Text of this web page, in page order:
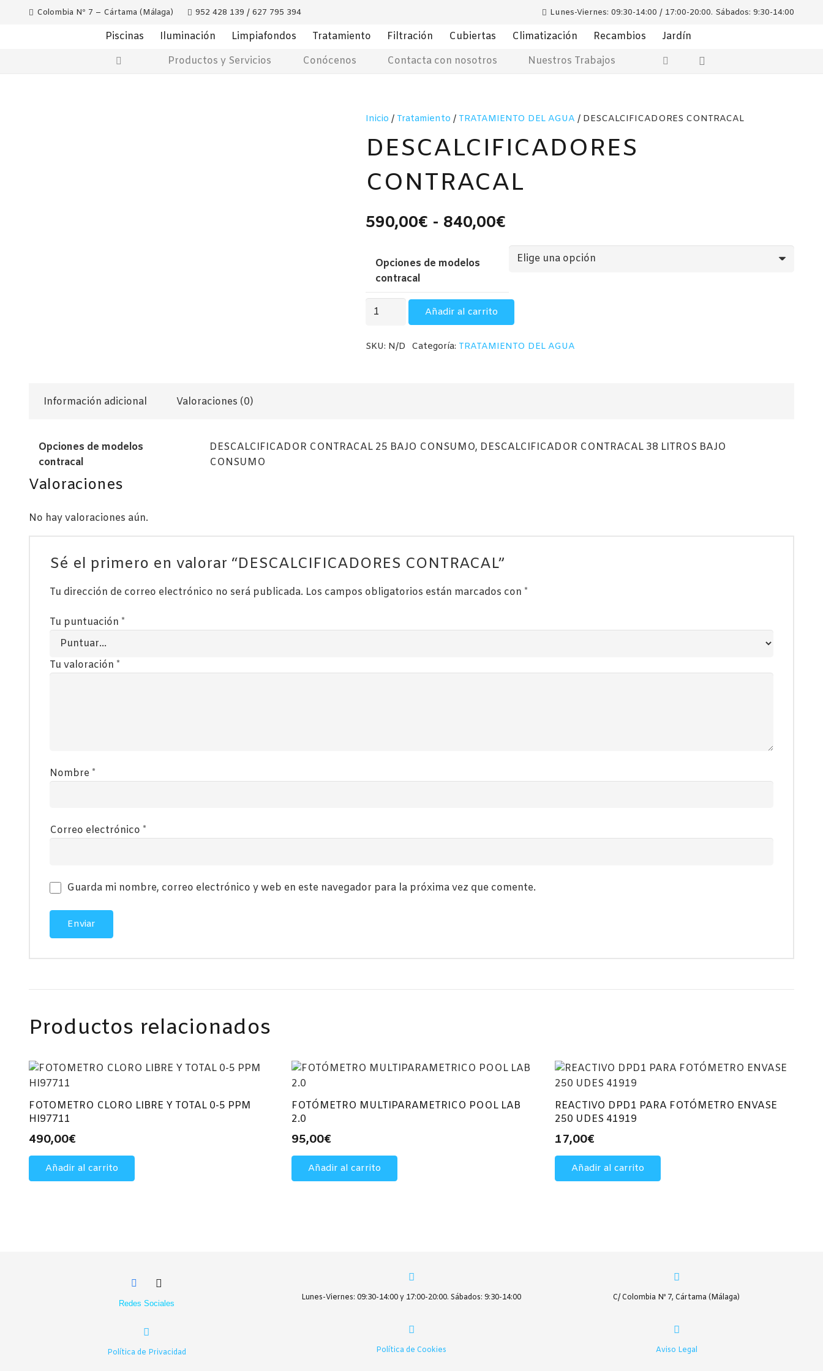
Colombia Nº 7 – Cártama (Málaga) 952 428 139 / 627 795 394 Lunes-Viernes: 09:30-14:00 / 17:00-20:00. Sábados: 9:30-14:00
Piscinas Iluminación Limpiafondos Tratamiento Filtración Cubiertas Climatización Recambios
Jardín
Productos y Servicios
Conócenos Contacta con nosotros Nuestros Trabajos
Inicio / Tratamiento / TRATAMIENTO DEL AGUA / DESCALCIFICADORES CONTRACAL
DESCALCIFICADORES
CONTRACAL
590,00€ - 840,00€
precios:
desde
hasta
Opciones de modelos
contracal
DESCALCIFICADORES
CONTRACAL
Añadir al carrito
SKU: N/D Categoría: TRATAMIENTO DEL AGUA
Información adicional Valoraciones (0)
Opciones de modelos
contracal
DESCALCIFICADOR CONTRACAL 25 BAJO CONSUMO, DESCALCIFICADOR CONTRACAL 38 LITROS BAJO
CONSUMO
Valoraciones
No hay valoraciones aún.
Sé el primero en valorar “DESCALCIFICADORES CONTRACAL”
Tu dirección de correo electrónico no será publicada. Los campos obligatorios están marcados con *
Tu puntuación *
Tu valoración *
Nombre *
Correo electrónico *
Guarda mi nombre, correo electrónico y web en este navegador para la próxima vez que comente.
Productos relacionados
FOTOMETRO CLORO LIBRE Y TOTAL 0-5 PPM
HI97711
490,00€
Añadir al carrito
FOTÓMETRO MULTIPARAMETRICO POOL LAB
2.0
95,00€
Añadir al carrito
REACTIVO DPD1 PARA FOTÓMETRO ENVASE
250 UDES 41919
17,00€
Añadir al carrito
Redes Sociales
Política de Privacidad
Lunes-Viernes: 09:30-14:00 y 17:00-20:00. Sábados: 9:30-14:00
Política de Cookies
C/ Colombia Nº 7, Cártama (Málaga)
Aviso Legal